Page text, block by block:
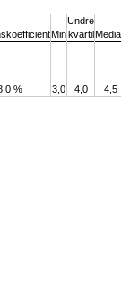
Min
Undre
kvartil
% 3,0 4,0 4,5